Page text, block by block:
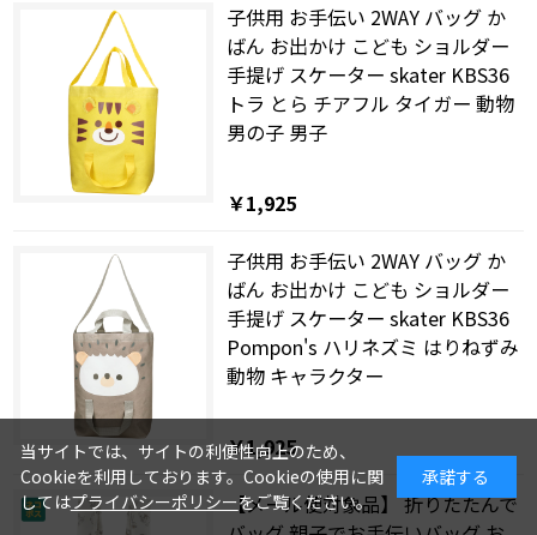
子供用 お手伝い 2WAY バッグ か
ばん お出かけ こども ショルダー
手提げ スケーター skater KBS36
トラ とら チアフル タイガー 動物
男の子 男子
￥1,925
子供用 お手伝い 2WAY バッグ か
ばん お出かけ こども ショルダー
手提げ スケーター skater KBS36
Pompon's ハリネズミ はりねずみ
動物 キャラクター
￥1,925
【メール便対象品】 折りたたんで
当サイトでは、サイトの利便性向上のため、
Cookieを利用しております。Cookieの使用に関
してはプライバシーポリシーをご覧ください。
承諾する